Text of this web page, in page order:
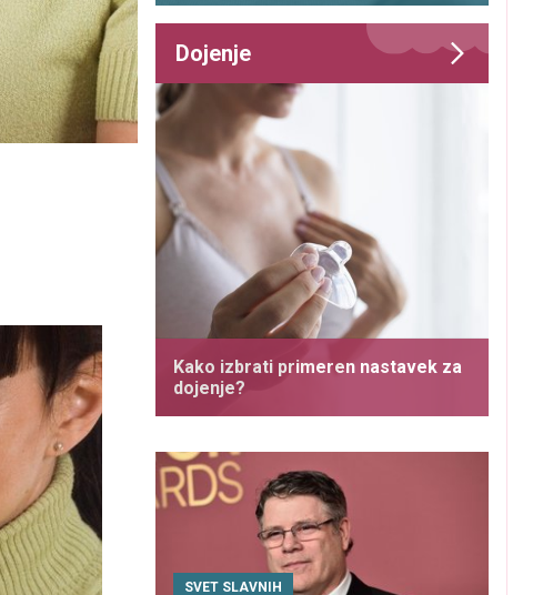
Dojenje
Kako izbrati primeren nastavek za
dojenje?
SVET SLAVNIH